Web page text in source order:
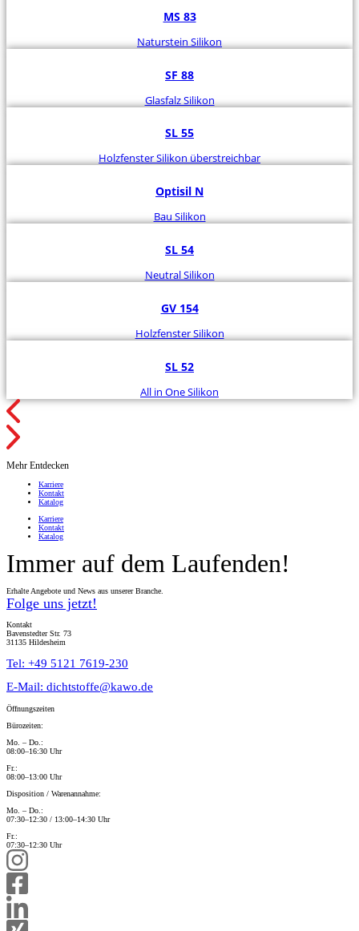
MS 83
Naturstein Silikon
SF 88
Glasfalz Silikon
SL 55
Holzfenster Silikon überstreichbar
Optisil N
Bau Silikon
SL 54
Neutral Silikon
GV 154
Holzfenster Silikon
SL 52
All in One Silikon
Mehr Entdecken
Karriere
Kontakt
Katalog
Karriere
Kontakt
Katalog
Immer auf dem Laufenden!
Erhalte Angebote und News aus unserer Branche.
Folge uns jetzt!
Kontakt
Bavenstedter Str. 73
31135 Hildesheim
Tel: +49 5121 7619-230
E-Mail: dichtstoffe@kawo.de
Öffnungszeiten
Bürozeiten:
Mo. – Do.:
08:00–16:30 Uhr
Fr.:
08:00–13:00 Uhr
Disposition / Warenannahme:
Mo. – Do.:
07:30–12:30 / 13:00–14:30 Uhr
Fr.:
07:30–12:30 Uhr